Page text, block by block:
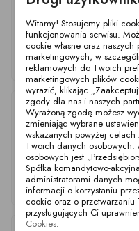
Narzędzie do cięcia
rur 28.0mm DN25
Piła do rur 40.0mm
DN40
rur
Witamy! Stosujemy pliki
funkcjonowania serwisu.
cookie własne oraz
marketingowych, w
reklamowych do Twoich
marketingowych plików
wyrazić, klikając
zgody dla nas i naszych
Wyrażoną zgodę możesz
zmieniając wybrane
wskazanych powyżej
Twoich danych
osobowych jest
Spółka komandytowo-
administratorami danych
informacji o korzystaniu
cookie oraz o
przysługujących Ci
Cookies.